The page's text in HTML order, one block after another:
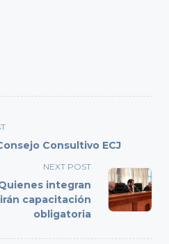
Consultivo ECJ
NEXT POST
integran
capacitación
obligatoria